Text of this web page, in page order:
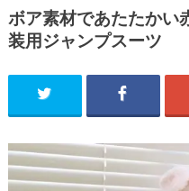
ボア素材であたたかい
装用ジャンプスーツ